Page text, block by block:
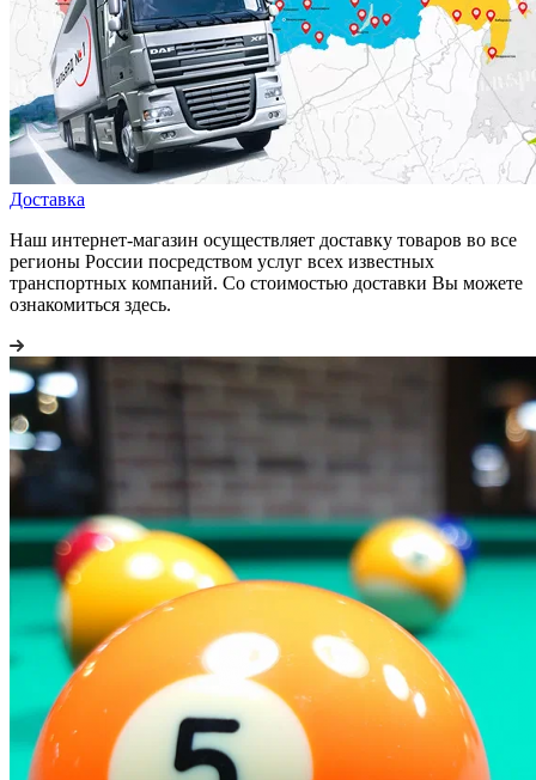
Доставка
Наш интернет-магазин осуществляет доставку товаров во все
регионы России посредством услуг всех известных
транспортных компаний. Со стоимостью доставки Вы можете
ознакомиться здесь.